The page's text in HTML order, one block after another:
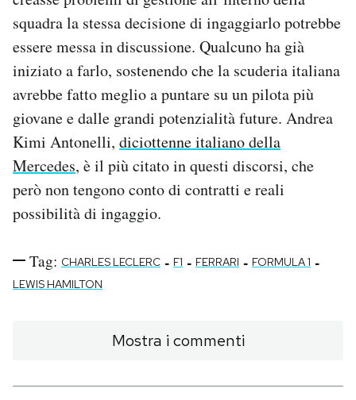
squadra la stessa decisione di ingaggiarlo potrebbe
essere messa in discussione. Qualcuno ha già
iniziato a farlo, sostenendo che la scuderia italiana
avrebbe fatto meglio a puntare su un pilota più
giovane e dalle grandi potenzialità future. Andrea
Kimi Antonelli, diciottenne italiano della
Mercedes, è il più citato in questi discorsi, che
però non tengono conto di contratti e reali
possibilità di ingaggio.
Tag: CHARLES LECLERC - F1 - FERRARI - FORMULA 1 -
LEWIS HAMILTON
Mostra i commenti